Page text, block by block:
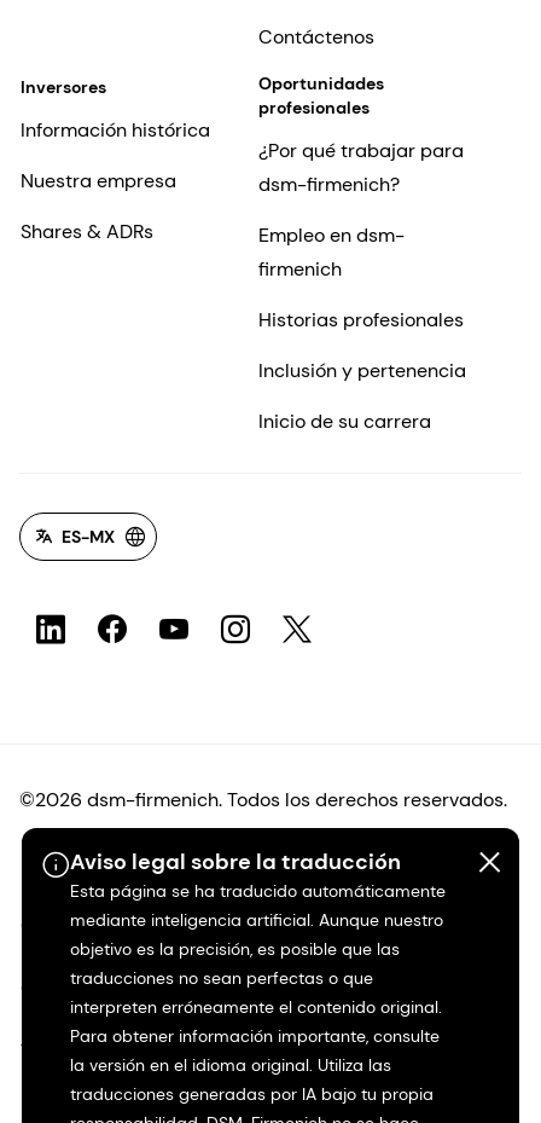
Aviso legal sobre la traducción
Esta página se ha traducido automáticamente
mediante inteligencia artificial. Aunque nuestro
objetivo es la precisión, es posible que las
traducciones no sean perfectas o que
interpreten erróneamente el contenido original.
Para obtener información importante, consulte
la versión en el idioma original. Utiliza las
traducciones generadas por IA bajo tu propia
Contáctenos
Inversores
Información histórica
Nuestra empresa
Shares & ADRs
Oportunidades
profesionales
¿Por qué trabajar para
dsm-firmenich?
Empleo en dsm-
firmenich
Historias profesionales
Inclusión y pertenencia
Inicio de su carrera
ES-MX
©2026 dsm-firmenich. Todos los derechos reservados.
Protección de datos
Condiciones de uso
Condiciones generales
Transparencia en California
Declaración de accesibilidad